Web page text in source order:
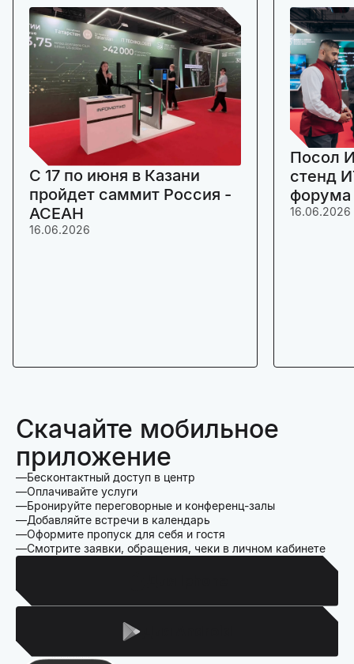
C 17 по июня в Казани
пройдет саммит Россия -
АСЕАН
16.06.2026
Посол
стенд
16.06.2026
Скачайте мобильное
приложение
Бесконтактный доступ в центр
Оплачивайте услуги
Бронируйте переговорные и конференц-залы
Добавляйте встречи в календарь
Оформите пропуск для себя и гостя
Смотрите заявки, обращения, чеки в личном кабинете